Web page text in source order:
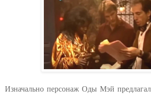
Изначально персонаж Оды Мэй